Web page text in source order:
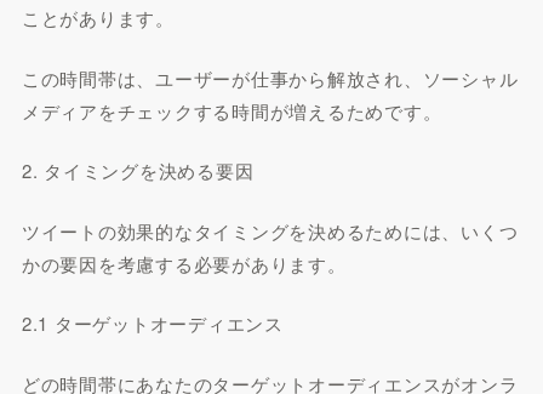
ことがあります。
この時間帯は、ユーザーが仕事から解放され、ソーシャル
メディアをチェックする時間が増えるためです。
2. タイミングを決める要因
ツイートの効果的なタイミングを決めるためには、いくつ
かの要因を考慮する必要があります。
2.1 ターゲットオーディエンス
どの時間帯にあなたのターゲットオーディエンスがオンラ